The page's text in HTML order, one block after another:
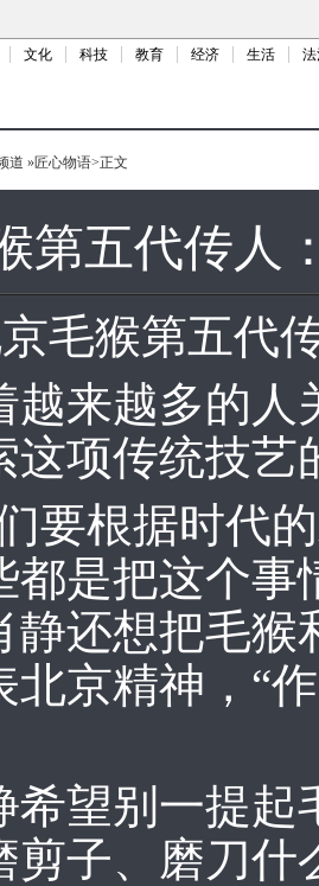
文化 科技 教育 经济 生活
道 »匠心物语>正文
第五代传人
越多的人
这项传统技艺
根据时代的
都是把这个事
静还想把毛猴
北京精神，“
别一提起
剪子、磨刀什